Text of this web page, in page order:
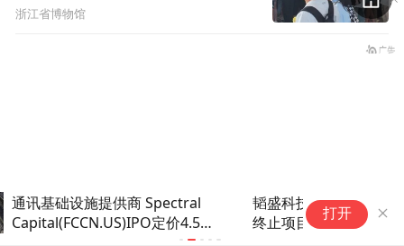
韬盛科技科创板IPO终止，华泰联合保荐
终止项目增至3单丨A股融资快报
打开
浙江省博物馆